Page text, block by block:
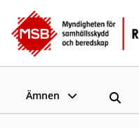
Ämnen